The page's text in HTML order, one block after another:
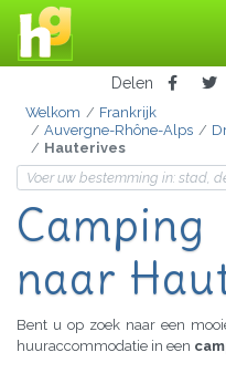
Delen
Welkom
Frankrijk
Auvergne-Rhône-Alps
Hauterives
Camping
naar
Bent u op zoek naar een
huuraccommodatie in een